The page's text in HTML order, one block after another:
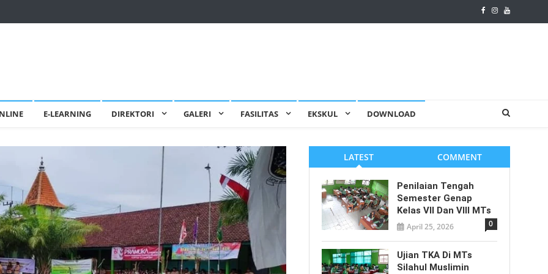
E-LEARNING DIREKTORI GALERI FASILITAS EKSKUL DOWNLOAD
LATEST COMMENT
Penilaian Tengah
Semester Genap
Kelas VII Dan VIII MTs
April 25, 2026 0
Ujian TKA Di MTs
Silahul Muslimin